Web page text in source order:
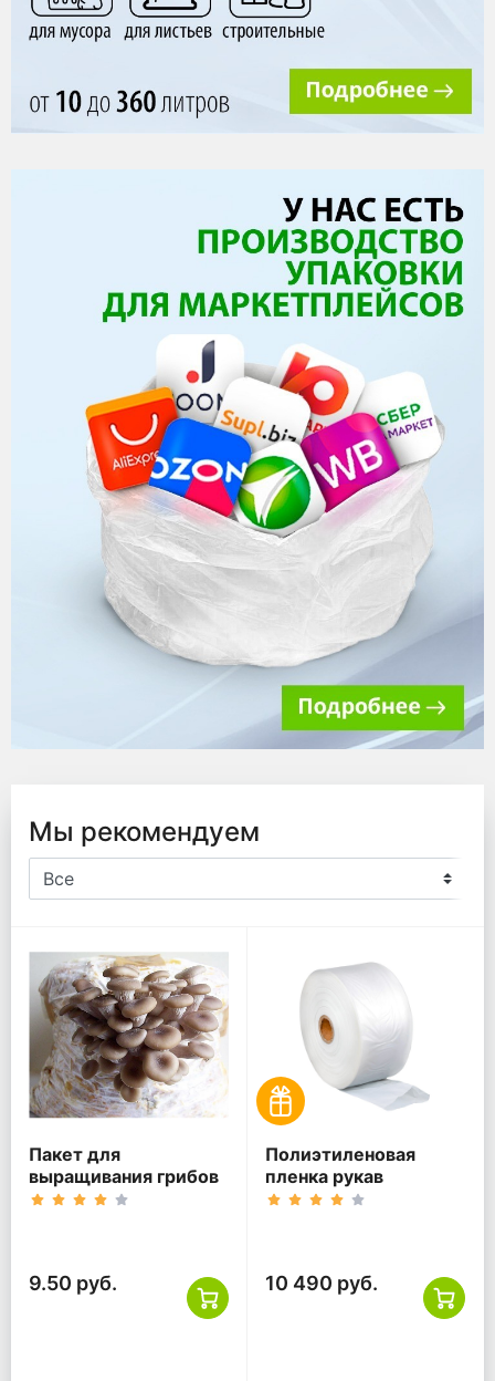
Мы рекомендуем
Пакет для
выращивания грибов
9.50 руб.
Полиэтиленовая
пленка рукав
10 490 руб.